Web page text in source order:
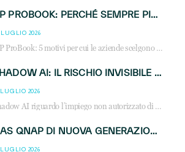
HP PROBOOK: PERCHÉ SEMPRE PIÙ AZIENDE SCELGONO NOTEBOOK PROGETTATI PER IL LAVORO MODERNO
LUGLIO 2026
HP ProBook: 5 motivi per cui le aziende scelgono i notebook business HP per migliorare produttività, sicurezza e gestione dell’AI.
SHADOW AI: IL RISCHIO INVISIBILE CHE LE AZIENDE POSSONO GOVERNARE
LUGLIO 2026
Shadow AI riguardo l’impiego non autorizzato di sistemi AI all’interno dell’azienda. E’ una pratica che si diffonde a partire dai dipendenti fino ai dirigenti e mette a repentaglio la cybersecurity, con costi più elevati per le organizzazioni. Due recenti report illustrano il fenomeno e forniscono dati in merito
NAS QNAP DI NUOVA GENERAZIONE: PIÙ PRESTAZIONI, SCALABILITÀ E PROTEZIONE DEI DATI PER LE INFRASTRUTTURE IT MODERNE
LUGLIO 2026